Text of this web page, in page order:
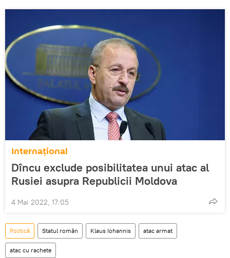
Internațional
Dîncu exclude posibilitatea unui atac al
Rusiei asupra Republicii Moldova
4 Mai 2022, 17:05
Politică Statul român Klaus Iohannis atac armat
atac cu rachete